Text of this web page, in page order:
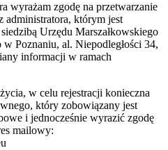
wyrażam zgodę na przetwarzanie
administratora, którym jest
Urzędu Marszałkowskiego
Poznaniu, al. Niepodległości 34,
informacji w ramach
w celu rejestracji konieczna
który zobowiązany jest
i jednocześnie wyrazić zgodę
mailowy: